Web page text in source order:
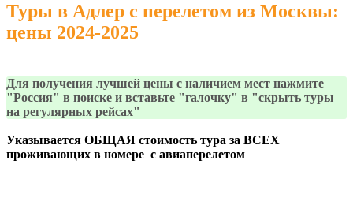
Туры в Адлер с перелетом из Москвы:
цены 2024-2025
Для получения лучшей цены с наличием мест нажмите
"Россия" в поиске и вставьте "галочку" в "скрыть туры
на регулярных рейсах"
Указывается ОБЩАЯ стоимость тура за ВСЕХ
проживающих в номере с авиаперелетом